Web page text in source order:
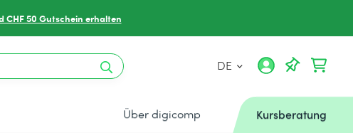
CHF 50 Gutschein erhalten
DE
Über digicomp Kursberatung